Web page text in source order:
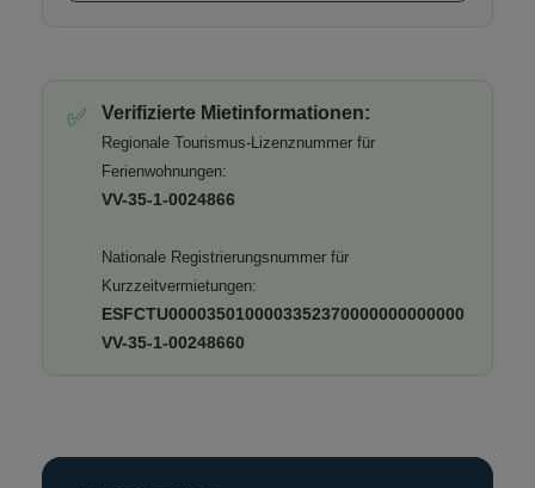
✅ Verifizierte Mietinformationen:
Regionale Tourismus-Lizenznummer für
Ferienwohnungen:
VV-35-1-0024866
Nationale Registrierungsnummer für
Kurzzeitvermietungen:
ESFCTU0000350100003352370000000000000
VV-35-1-00248660